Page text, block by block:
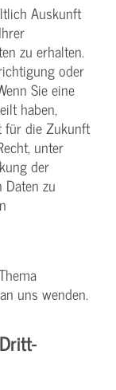
Auskunft
zu erhalten.
oder
Sie eine
haben,
für die Zukunft
unter
der
zu
uns wenden.